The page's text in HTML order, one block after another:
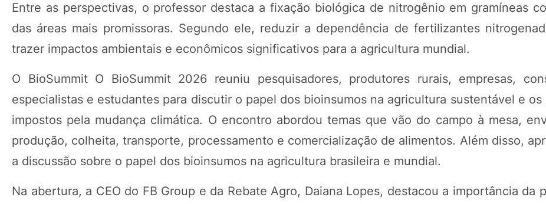
Entre as perspectivas, o professor destaca a fixação biológica de nitrogênio em gramíneas
das áreas mais promissoras. Segundo ele, reduzir a dependência de fertilizantes
trazer impactos ambientais e econômicos significativos para a agricultura mundial.
O BioSummit O BioSummit 2026 reuniu pesquisadores, produtores rurais, empresas,
especialistas e estudantes para discutir o papel dos bioinsumos na agricultura sustentável e os
impostos pela mudança climática. O encontro abordou temas que vão do campo à mesa,
produção, colheita, transporte, processamento e comercialização de alimentos. Além disso,
a discussão sobre o papel dos bioinsumos na agricultura brasileira e mundial.
Na abertura, a CEO do FB Group e da Rebate Agro, Daiana Lopes, destacou a importância da